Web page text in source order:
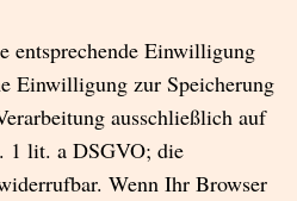
entsprechende Einwilligung
Einwilligung zur Speicherung
ausschließlich auf
1 lit. a DSGVO; die
Wenn Ihr Browser